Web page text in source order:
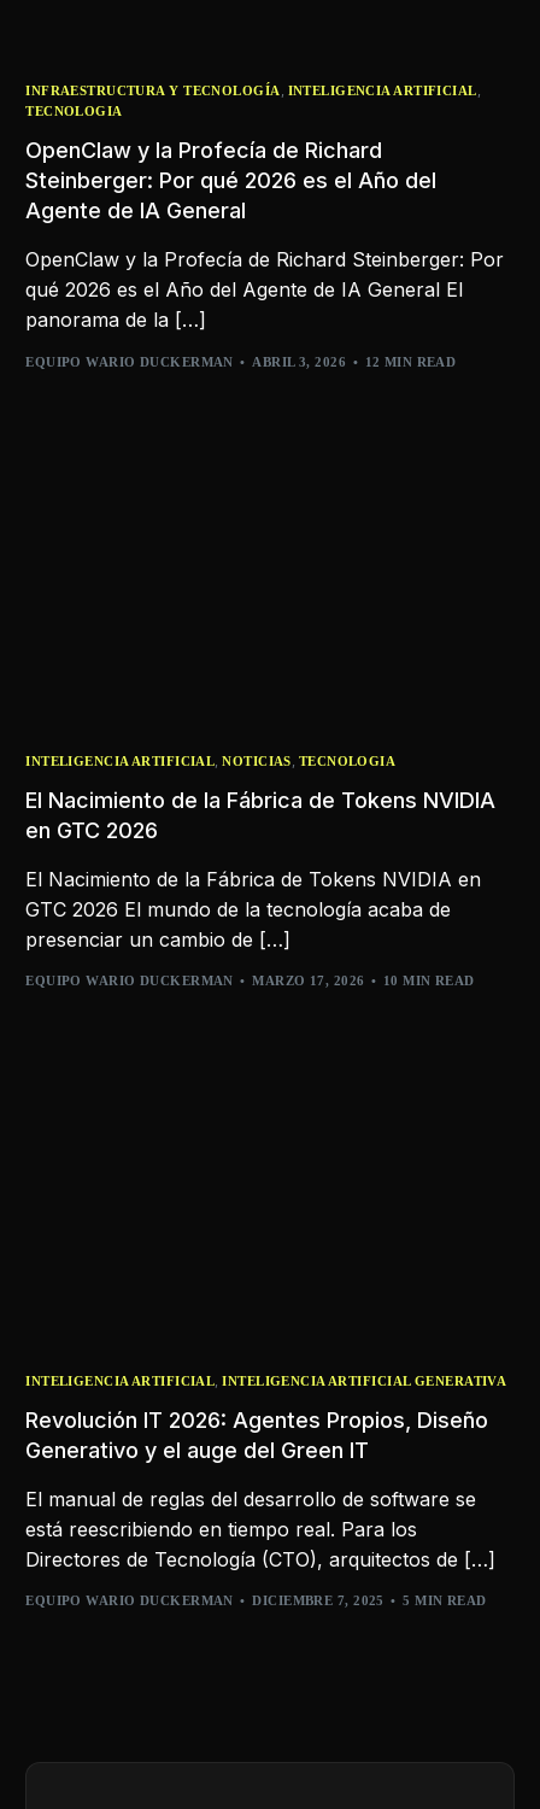
INFRAESTRUCTURA Y TECNOLOGÍA , INTELIGENCIA ARTIFICIAL,
TECNOLOGIA
OpenClaw y la Profecía de Richard
Steinberger: Por qué 2026 es el Año del
Agente de IA General
OpenClaw y la Profecía de Richard Steinberger: Por
qué 2026 es el Año del Agente de IA General El
panorama de la […]
EQUIPO WARIO DUCKERMAN ABRIL 3, 2026 12 MIN READ
INTELIGENCIA ARTIFICIAL,NOTICIAS, TECNOLOGIA
El Nacimiento de la Fábrica de Tokens NVIDIA
en GTC 2026
El Nacimiento de la Fábrica de Tokens NVIDIA en
GTC 2026 El mundo de la tecnología acaba de
presenciar un cambio de […]
EQUIPO WARIO DUCKERMAN MARZO 17, 2026 10 MIN READ
INTELIGENCIA ARTIFICIAL ,INTELIGENCIA ARTIFICIAL GENERATIVA
Revolución IT 2026: Agentes Propios, Diseño
Generativo y el auge del Green IT
El manual de reglas del desarrollo de software se
está reescribiendo en tiempo real. Para los
Directores de Tecnología (CTO), arquitectos de […]
EQUIPO WARIO DUCKERMAN DICIEMBRE 7, 2025 5 MIN READ